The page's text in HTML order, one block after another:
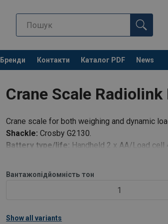
Бренди Контакти Каталог PDF News
Crane Scale Radiolink
Crane scale for both weighing and dynamic
Shackle: Crosby G2130.
Battery type/life: Handheld 2 x AA/Load
Accuracy:
±0,1%FC of applied load.
Frequency:
Вантажопідйомність тон
1
Show all variants